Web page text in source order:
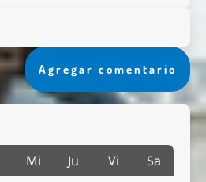
Agregar comentario
Mi Ju Vi
Sa